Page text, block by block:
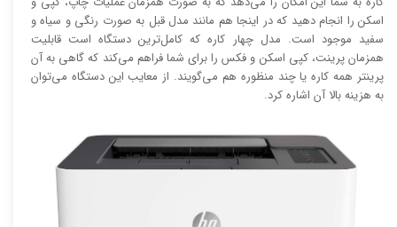
اسکن را انجام دهید که در اینجا هم مانند مدل قبل به صورت رنگی و سیاه و
سفید موجود است. مدل چهار کاره که کامل‌ترین دستگاه است قابلیت
همزمان پرینت، کپی اسکن و فکس را برای شما فراهم می‌کند که گاهی به آن
پرینتر همه کاره یا چند منظوره هم می‌گویند. از معایب این دستگاه می‌توان
به هزینه بالا آن اشاره کرد.